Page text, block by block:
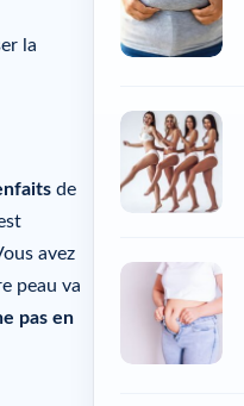
la
de
avez
peau va
pas en